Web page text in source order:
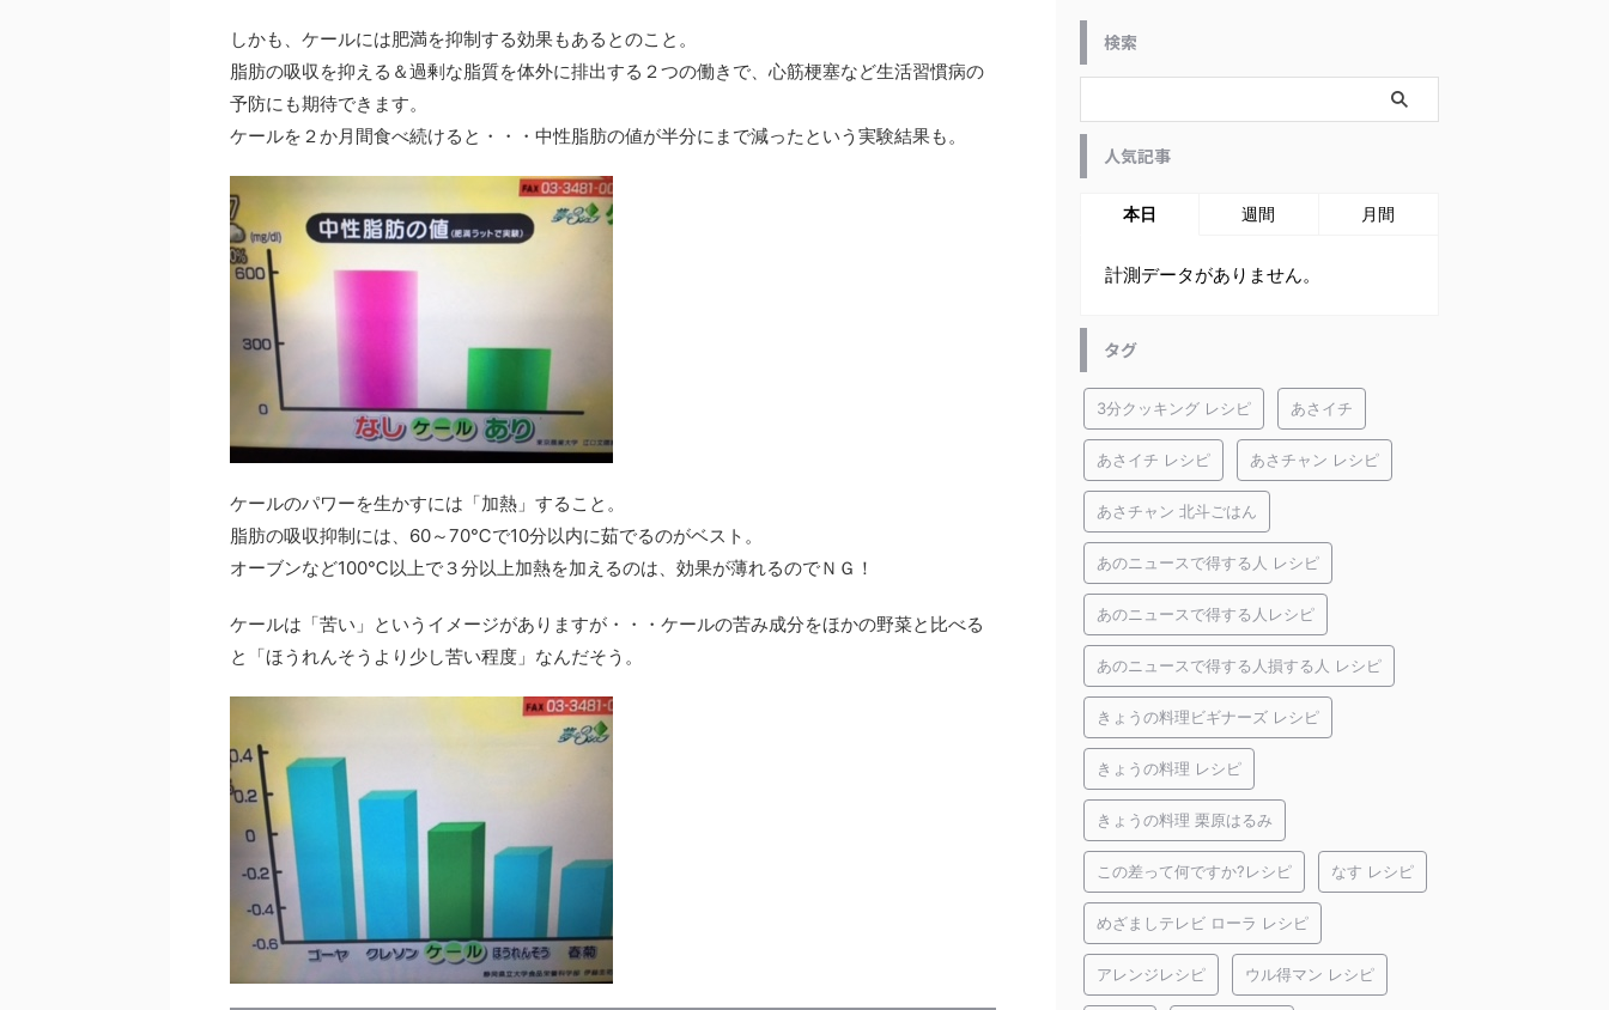
しかも、ケールには肥満を抑制する効果もあるとのこと。
脂肪の吸収を抑える＆過剰な脂質を体外に排出する２つの働きで、心筋梗塞など生活習慣病の
予防にも期待できます。
ケールを２か月間食べ続けると・・・中性脂肪の値が半分にまで減ったという実験結果も。
ケールのパワーを生かすには「加熱」すること。
脂肪の吸収抑制には、60～70℃で10分以内に茹でるのがベスト。
オーブンなど100℃以上で３分以上加熱を加えるのは、効果が薄れるのでＮＧ！
ケールは「苦い」というイメージがありますが・・・ケールの苦み成分をほかの野菜と比べる
と「ほうれんそうより少し苦い程度」なんだそう。
検索
人気記事
本日 週間 月間
計測データがありません。
タグ
3分クッキング レシピ あさイチ
あさイチ レシピ あさチャン レシピ
あさチャン 北斗ごはん
あのニュースで得する人 レシピ
あのニュースで得する人レシピ
あのニュースで得する人損する人 レシピ
きょうの料理ビギナーズ レシピ
きょうの料理 レシピ
きょうの料理 栗原はるみ
この差って何ですか?レシピ なす レシピ
めざましテレビ ローラ レシピ
アレンジレシピ ウル得マン レシピ